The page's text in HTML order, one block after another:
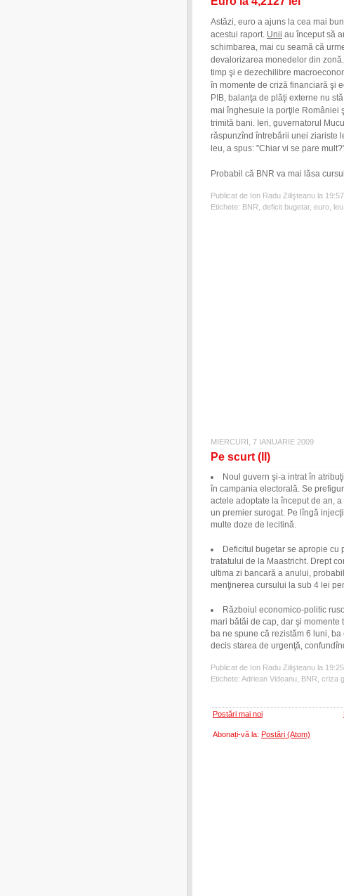
Astăzi, euro a ajuns la cea mai
acestui raport. Unii au început să
schimbarea, mai cu seamă că
devalorizarea monedelor din
timp şi e dezechilibre
în momente de criză financiară şi
PIB, balanţa de plăţi externe nu
mai înghesuie la porţile României
trimită bani. Ieri, guvernatorul
răspunzînd întrebării unei ziariste
leu, a spus: "Chiar vi se pare
Probabil că BNR va mai lăsa
Publicat de Ion Radu Zilişteanu la 19:57
Etichete: BNR deficit bugetar, euro leu
MIERCURI, 7 IANUARIE 2009
Pe scurt (II)
Noul guvern şi-a intrat în
în campania electorală. Se
actele adoptate la început de an,
un premier surogat. Pe lîngă
multe doze de lecitină.
Deficitul bugetar se apropie cu
tratatului de la Maastricht. Drept
ultima zi bancară a anului,
menţinerea cursului la sub 4 lei
Războiul economico-politic
mari bătăi de cap, dar şi
ba ne spune că rezistăm 6 luni,
decis starea de urgenţă,
Publicat de Ion Radu Zilişteanu la 19:25
Etichete: Adriean Videanu BNR criza
Postări mai noi
Abonați-vă la: Postări (Atom)